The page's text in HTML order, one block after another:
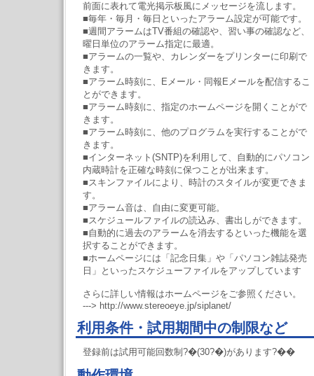
前面に表れて電光掲示板風にメッセージを流します。
■毎年・毎月・毎日といったアラーム設定が可能です。
■週間アラームはTV番組の確認や、習い事の確認など、
曜日単位のアラーム指定に最適。
■アラームの一覧や、カレンダーをプリンターに印刷で
きます。
■アラーム時刻に、Eメール・同報Eメールを配信するこ
とができます。
■アラーム時刻に、指定のホームページを開くことがで
きます。
■アラーム時刻に、他のプログラムを実行することがで
きます。
■インターネット(SNTP)を利用して、自動的にパソコン
内蔵時計を正確な時刻に保つことが出来ます。
■スキンファイルにより、時計のスタイルが変更できま
す。
■アラーム音は、自由に変更可能。
■スケジュールファイルの読込み、書出しができます。
■自動的に過去のアラームを消去するといった機能を選
択することができます。
■ホームページには「記念日集」や「パソコン雑誌発売
日」といったスケジューファイルをアップしています
さらに詳しい情報はホームページをご参照ください。
---> http://www.stereoeye.jp/siplanet/
利用条件・試用期間中の制限など
登録前は試用可能回数制?�(30?�)があります?��